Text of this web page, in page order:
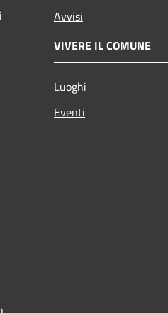
Avvisi
VIVERE IL COMUNE
Luoghi
Eventi